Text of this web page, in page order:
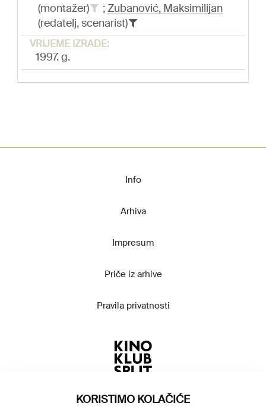
(montažer)
;Zubanović, Maksimilijan
(redatelj, scenarist)
VRIJEME IZRADE:
1997. g.
Info
Arhiva
Impresum
Priče iz arhive
Pravila privatnosti
KORISTIMO KOLAČIĆE